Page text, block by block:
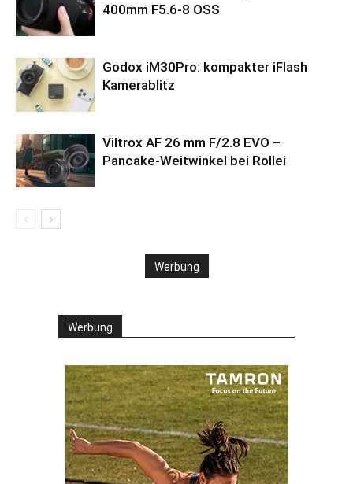
400mm F5.6-8 OSS
Godox iM30Pro: kompakter iFlash
Kamerablitz
Viltrox AF 26 mm F/2.8 EVO –
Pancake-Weitwinkel bei Rollei
Werbung
Werbung